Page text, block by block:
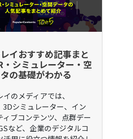
イおすすめ記事まと
・シミュレーター・空
の基礎がわかる
のメディアでは、
3Dシミュレーター、イン
ィブコンテンツ、点群デー
など、企業のデジタルコ